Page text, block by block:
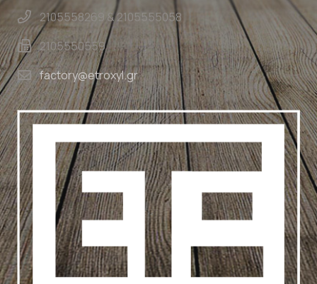
2105558269 & 2105555058
2105550559
factory@etroxyl.gr